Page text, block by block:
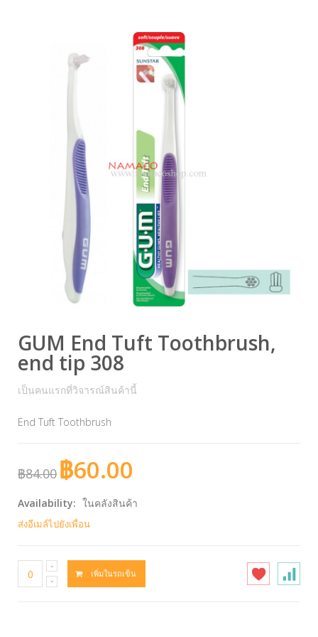
GUM End Tuft Toothbrush,
end tip 308
เป็นคนแรกที่วิจารณ์สินค้านี้
End Tuft Toothbrush
฿84.00 ฿60.00
Availability: ในคลังสินค้า
ส่งอีเมล์ไปยังเพื่อน
เพิ่มในรถเข็น